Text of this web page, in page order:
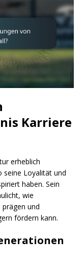
Karriere
erheblich
seine Loyalität und
haben. Sein
wie
und
fördern kann.